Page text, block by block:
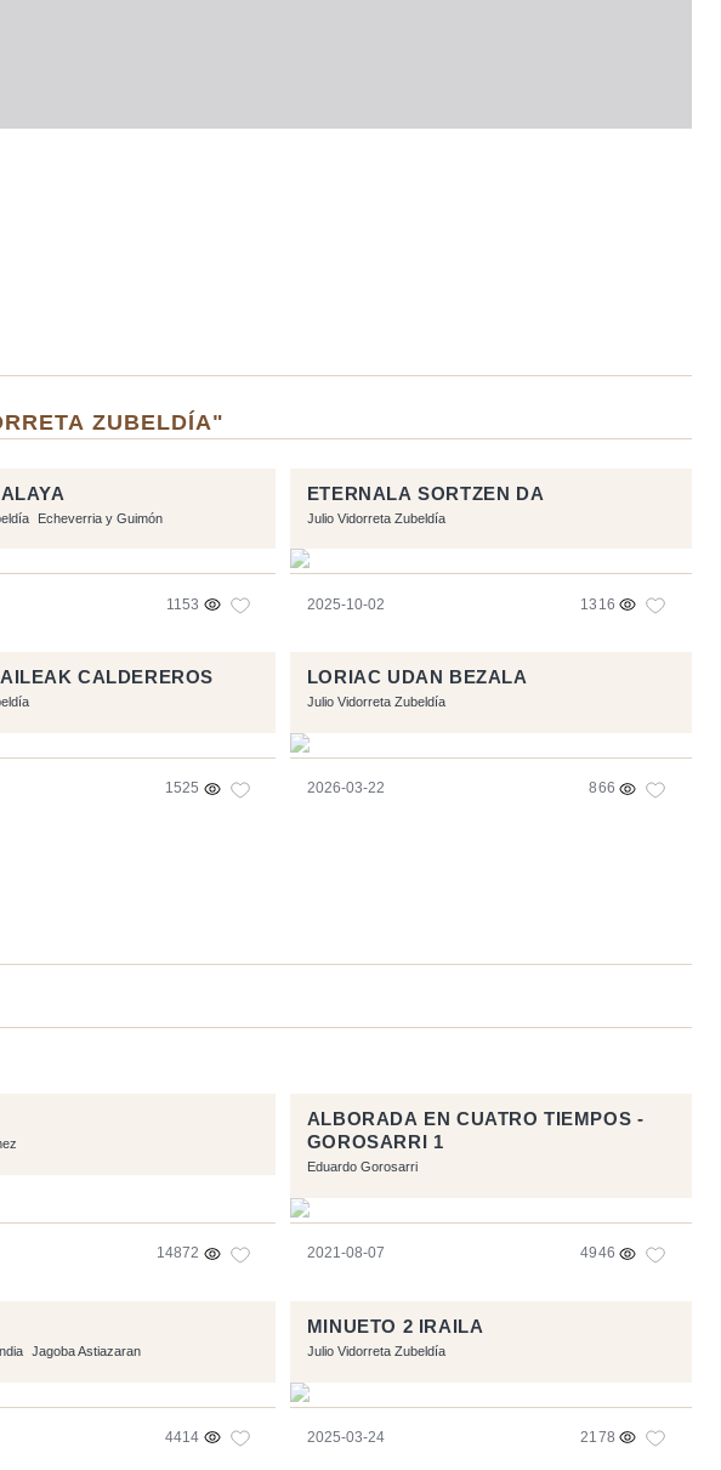
ZUBELDÍA"
Echeverria y Guimón
1153
ETERNALA SORTZEN DA
Julio Vidorreta Zubeldía
2025-10-02 1316
CALDEREROS
1525
LORIAC UDAN BEZALA
Julio Vidorreta Zubeldía
2026-03-22 866
14872
ALBORADA EN CUATRO TIEMPOS -
GOROSARRI 1
Eduardo Gorosarri
2021-08-07 4946
Jagoba Astiazaran
4414
MINUETO 2 IRAILA
Julio Vidorreta Zubeldía
2025-03-24 2178